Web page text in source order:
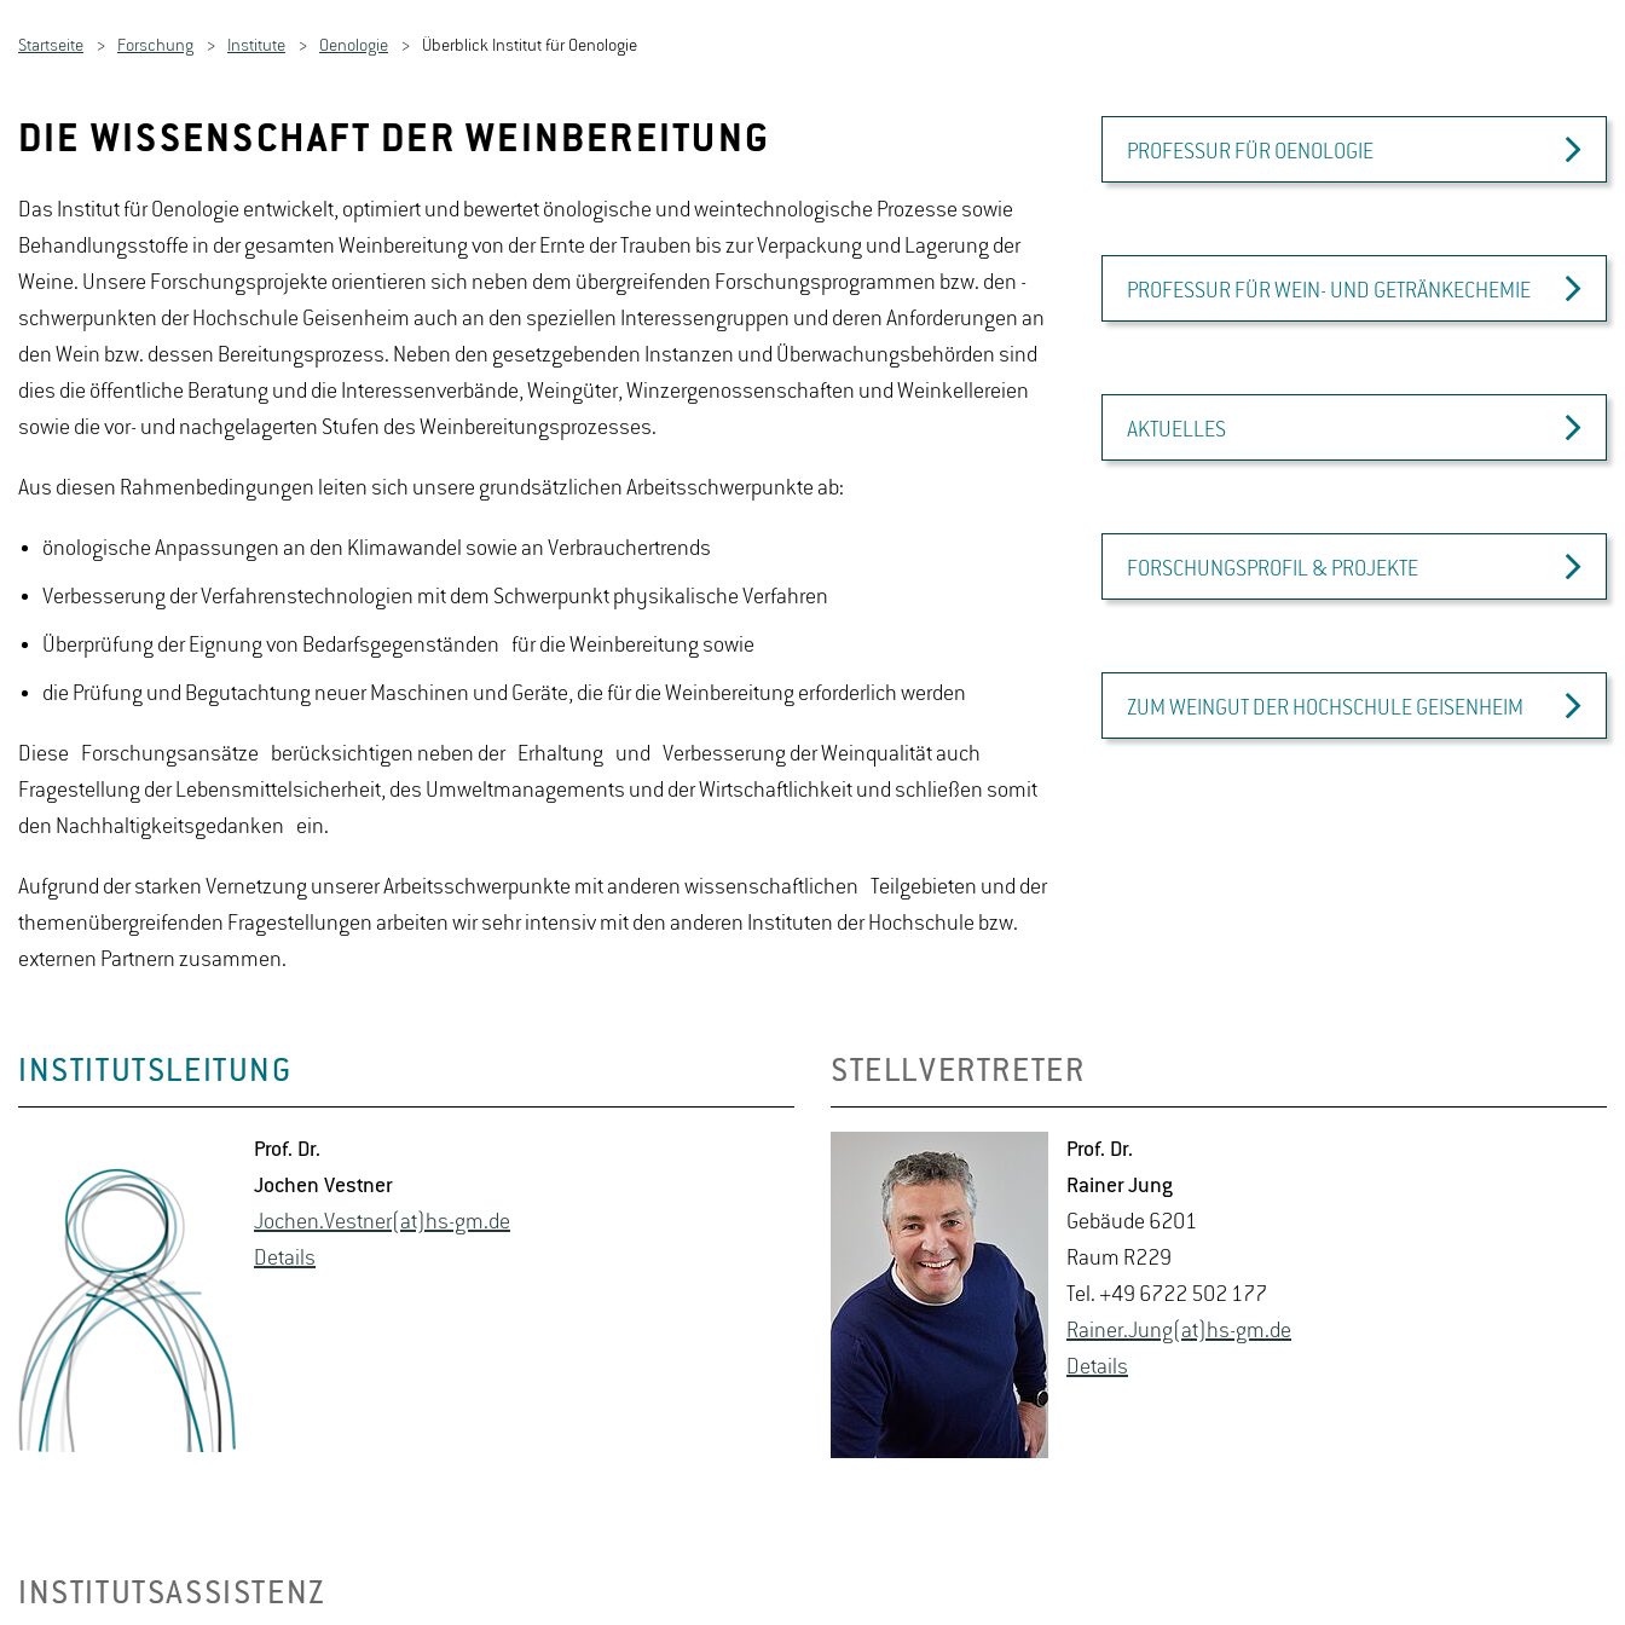
Startseite Forschung Institute Oenologie Überblick Institut für Oenologie
DIE WISSENSCHAFT DER WEINBEREITUNG
Das Institut für Oenologie entwickelt, optimiert und bewertet önologische und weintechnologische Prozesse sowie
Behandlungsstoffe in der gesamten Weinbereitung von der Ernte der Trauben bis zur Verpackung und Lagerung der
Weine. Unsere Forschungsprojekte orientieren sich neben dem übergreifenden Forschungsprogrammen bzw. den -
schwerpunkten der Hochschule Geisenheim auch an den speziellen Interessengruppen und deren Anforderungen an
den Wein bzw. dessen Bereitungsprozess. Neben den gesetzgebenden Instanzen und Überwachungsbehörden sind
dies die öffentliche Beratung und die Interessenverbände, Weingüter, Winzergenossenschaften und Weinkellereien
sowie die vor- und nachgelagerten Stufen des Weinbereitungsprozesses.
Aus diesen Rahmenbedingungen leiten sich unsere grundsätzlichen Arbeitsschwerpunkte ab:
önologische Anpassungen an den Klimawandel sowie an Verbrauchertrends
Verbesserung der Verfahrenstechnologien mit dem Schwerpunkt physikalische Verfahren
Überprüfung der Eignung von Bedarfsgegenständen für die Weinbereitung sowie
die Prüfung und Begutachtung neuer Maschinen und Geräte, die für die Weinbereitung erforderlich werden
Diese Forschungsansätze berücksichtigen neben der Erhaltung und Verbesserung der Weinqualität auch
Fragestellung der Lebensmittelsicherheit, des Umweltmanagements und der Wirtschaftlichkeit und schließen somit
den Nachhaltigkeitsgedanken ein.
Aufgrund der starken Vernetzung unserer Arbeitsschwerpunkte mit anderen wissenschaftlichen Teilgebieten und der
themenübergreifenden Fragestellungen arbeiten wir sehr intensiv mit den anderen Instituten der Hochschule bzw.
externen Partnern zusammen.
PROFESSUR FÜR OENOLOGIE
PROFESSUR FÜR WEIN- UND GETRÄNKECHEMIE
AKTUELLES
FORSCHUNGSPROFIL & PROJEKTE
ZUM WEINGUT DER HOCHSCHULE GEISENHEIM
INSTITUTSLEITUNG
Prof. Dr.
Jo­chen Vest­ner
Jo­chen.Vest­ner(at)hs-​gm.​de
De­tails
STELLVERTRETER
Prof. Dr.
Rai­ner Jung
Ge­bäu­de 6201
Raum R229
Tel. +49 6722 502 177
Rai­ner.Jung(at)hs-​gm.​de
De­tails
INSTITUTSASSISTENZ